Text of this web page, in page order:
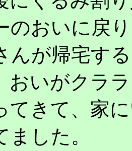
のおいに戻
んが帰宅す
おいがクラ
てきて、家
した。